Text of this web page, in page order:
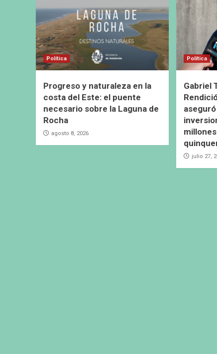
Política
Progreso y naturaleza en la
costa del Este: el puente
necesario sobre la Laguna de
Rocha
agosto 8, 2026
Política
Gabriel
julio 27,